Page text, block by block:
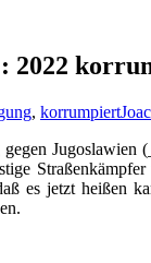
2022
, korrumpiert
Jugoslawien (_
es jetzt